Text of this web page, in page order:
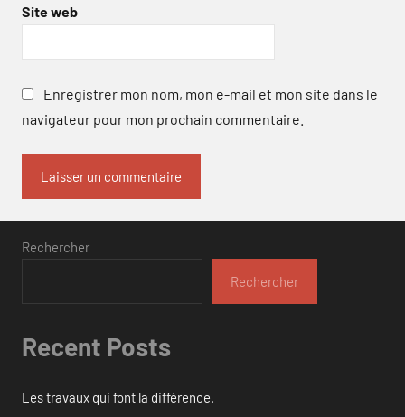
Site web
Enregistrer mon nom, mon e-mail et mon site dans le
navigateur pour mon prochain commentaire.
Rechercher
Rechercher
Recent Posts
Les travaux qui font la différence.